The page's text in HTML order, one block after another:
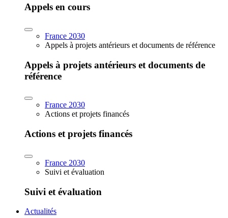
Appels en cours
France 2030
Appels à projets antérieurs et documents de référence
Appels à projets antérieurs et documents de
référence
France 2030
Actions et projets financés
Actions et projets financés
France 2030
Suivi et évaluation
Suivi et évaluation
Actualités